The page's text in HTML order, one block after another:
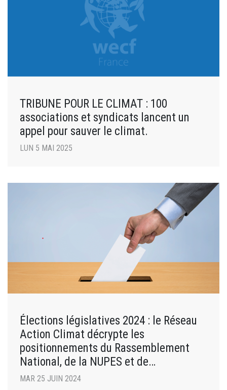
TRIBUNE POUR LE CLIMAT : 100
associations et syndicats lancent un
appel pour sauver le climat.
LUN 5 MAI 2025
Élections législatives 2024 : le Réseau
Action Climat décrypte les
positionnements du Rassemblement
National, de la NUPES et de
Renaissance depuis 2022
MAR 25 JUIN 2024